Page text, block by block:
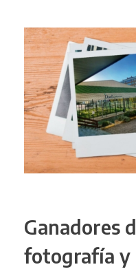
Ganadores
fotografía y